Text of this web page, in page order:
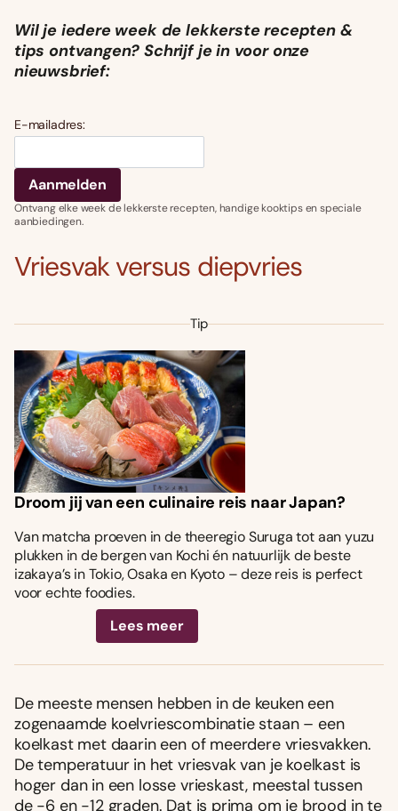
Wil je iedere week de lekkerste recepten &
tips ontvangen? Schrijf je in voor onze
nieuwsbrief:
E-mailadres:
Ontvang elke week de lekkerste recepten, handige kooktips en speciale
aanbiedingen.
Vriesvak versus diepvries
Tip
Droom jij van een culinaire reis naar Japan?
Van matcha proeven in de theeregio Suruga tot aan yuzu
plukken in de bergen van Kochi én natuurlijk de beste
izakaya’s in Tokio, Osaka en Kyoto – deze reis is perfect
voor echte foodies.
Lees meer
De meeste mensen hebben in de keuken een
zogenaamde koelvriescombinatie staan – een
koelkast met daarin een of meerdere vriesvakken.
De temperatuur in het vriesvak van je koelkast is
hoger dan in een losse vrieskast, meestal tussen
de -6 en -12 graden. Dat is prima om je brood in te